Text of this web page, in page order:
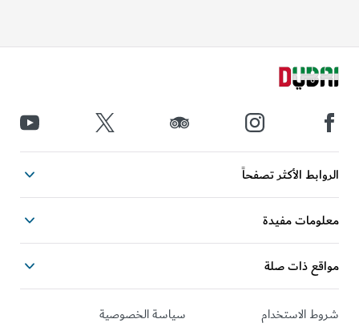
الروابط الأكثر تصفحاً
معلومات مفيدة
مواقع ذات صلة
شروط الاستخدام
سياسة الخصوصية